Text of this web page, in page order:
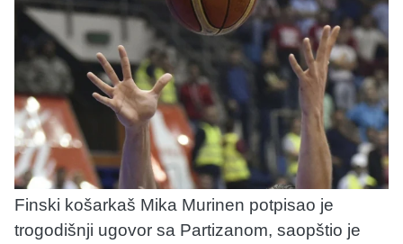
Finski košarkaš Mika Murinen potpisao je
trogodišnji ugovor sa Partizanom, saopštio je